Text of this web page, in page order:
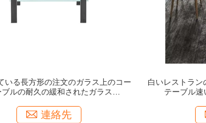
いる長方形の注文のガラス上のコー
ルの耐久の緩和されたガラスの側
連絡先
白いレストラン
テーブル速